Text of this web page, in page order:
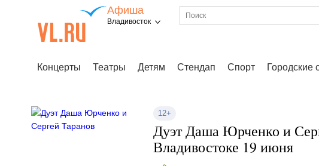
Афиша
Владивосток
Концерты Театры Детям Стендап Спорт Городские
12+
Дуэт Даша Юрченко и
Владивостоке 19 июня